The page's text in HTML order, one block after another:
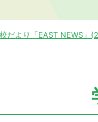
だより「EAST NEWS」